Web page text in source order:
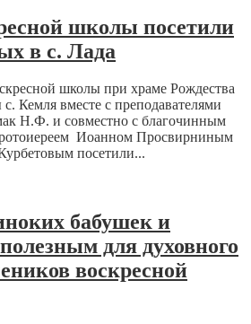
школы посетили
в с. Лада
школы при храме Рождества
Кемля вместе с преподавателями
Н.Ф. и совместно с благочинным
Иоанном Просвирниным
посетили...
бабушек и
для духовного
воскресной